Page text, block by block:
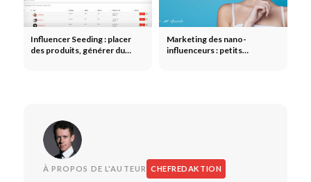
Influencer Seeding : placer
des produits, générer du
Marketing des nano-
influenceurs : petits
À PROPOS DE L'AUTEUR CHEFREDAKTION